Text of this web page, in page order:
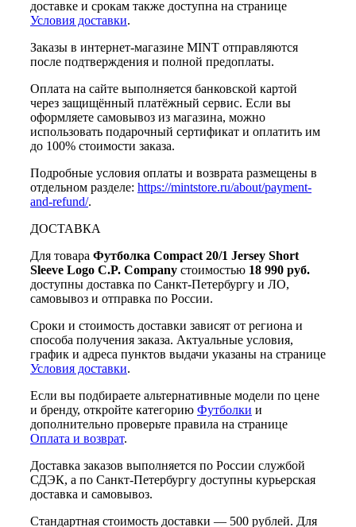
доставке и срокам также доступна на странице
Условия доставки.
Заказы в интернет-магазине MINT отправляются
после подтверждения и полной предоплаты.
Оплата на сайте выполняется банковской картой
через защищённый платёжный сервис. Если вы
оформляете самовывоз из магазина, можно
использовать подарочный сертификат и оплатить им
до 100% стоимости заказа.
Подробные условия оплаты и возврата размещены в
отдельном разделе: https://mintstore.ru/about/payment-
and-refund/.
ДОСТАВКА
Для товара Футболка Compact 20/1 Jersey Short
Sleeve Logo C.P. Company стоимостью 18 990 руб.
доступны доставка по Санкт-Петербургу и ЛО,
самовывоз и отправка по России.
Сроки и стоимость доставки зависят от региона и
способа получения заказа. Актуальные условия,
график и адреса пунктов выдачи указаны на странице
Условия доставки.
Если вы подбираете альтернативные модели по цене
и бренду, откройте категорию Футболки и
дополнительно проверьте правила на странице
Оплата и возврат.
Доставка заказов выполняется по России службой
СДЭК, а по Санкт-Петербургу доступны курьерская
доставка и самовывоз.
Стандартная стоимость доставки — 500 рублей. Для